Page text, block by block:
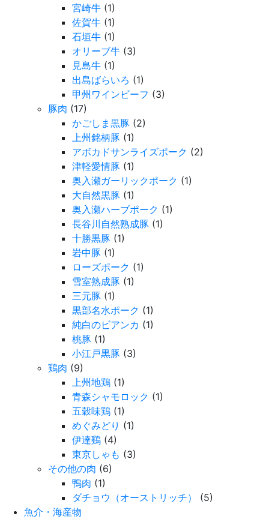
宮崎牛 (1)
佐賀牛 (1)
石垣牛 (1)
オリーブ牛 (3)
見島牛 (1)
出島ばらいろ (1)
甲州ワインビーフ (3)
豚肉 (17)
かごしま黒豚 (2)
上州銘柄豚 (1)
アボカドサンライズポーク (2)
津軽愛情豚 (1)
奥入瀬ガーリックポーク (1)
大自然黒豚 (1)
奥入瀬ハーブポーク (1)
長谷川自然熟成豚 (1)
十勝黒豚 (1)
岩中豚 (1)
ローズポーク (1)
雪室熟成豚 (1)
三元豚 (1)
黒部名水ポーク (1)
純白のビアンカ (1)
桃豚 (1)
小江戸黒豚 (3)
鶏肉 (9)
上州地鶏 (1)
青森シャモロック (1)
五穀味鶏 (1)
めぐみどり (1)
伊達鷄 (4)
東京しゃも (3)
その他の肉 (6)
鴨肉 (1)
ダチョウ（オーストリッチ）
(5)
魚介・海産物